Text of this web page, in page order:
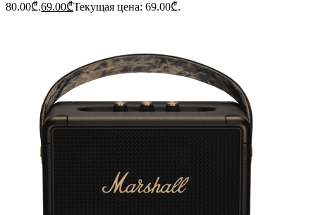
80.00₾.69.00₾Текущая цена: 69.00₾.